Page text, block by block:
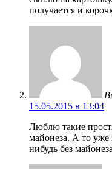
получается и
15.05.2015 в 13:04
Люблю такие
майонеза. А то уже
нибудь без